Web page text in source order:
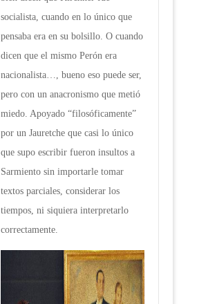
socialista, cuando en lo único que
pensaba era en su bolsillo. O cuando
dicen que el mismo Perón era
nacionalista…, bueno eso puede ser,
pero con un anacronismo que metió
miedo. Apoyado “filosóficamente”
por un Jauretche que casi lo único
que supo escribir fueron insultos a
Sarmiento sin importarle tomar
textos parciales, considerar los
tiempos, ni siquiera interpretarlo
correctamente.